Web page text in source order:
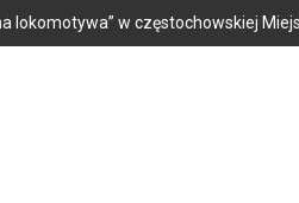
lokomotywa” w częstochowskiej